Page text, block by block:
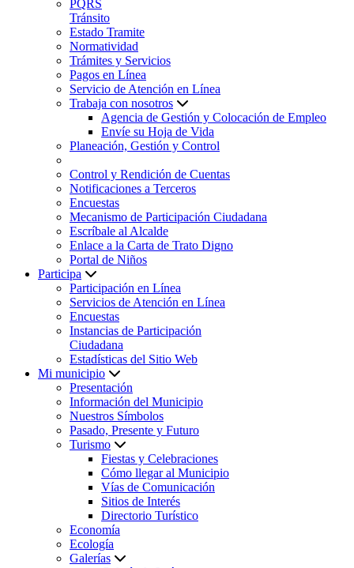
PQRS
Tránsito
Estado Tramite
Normatividad
Trámites y Servicios
Pagos en Línea
Servicio de Atención en Línea
Trabaja con nosotros
Agencia de Gestión y Colocación de Empleo
Envíe su Hoja de Vida
Planeación, Gestión y Control
Control y Rendición de Cuentas
Notificaciones a Terceros
Encuestas
Mecanismo de Participación Ciudadana
Escríbale al Alcalde
Enlace a la Carta de Trato Digno
Portal de Niños
Participa
Participación en Línea
Servicios de Atención en Línea
Encuestas
Instancias de Participación
Ciudadana
Estadísticas del Sitio Web
Mi municipio
Presentación
Información del Municipio
Nuestros Símbolos
Pasado, Presente y Futuro
Turismo
Fiestas y Celebraciones
Cómo llegar al Municipio
Vías de Comunicación
Sitios de Interés
Directorio Turístico
Economía
Ecología
Galerías